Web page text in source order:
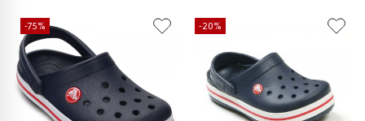
-75% -20%